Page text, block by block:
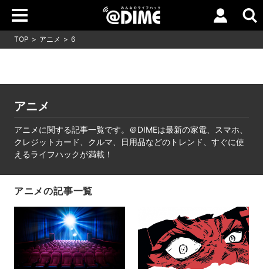
TOP アニメ 6
アニメ
アニメに関する記事一覧です。＠DIMEは最新の家電、スマホ、
クレジットカード、クルマ、日用品などのトレンド、すぐに使
えるライフハックが満載！
アニメの記事一覧